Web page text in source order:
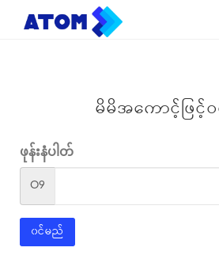
မိမိအကောင့်ဖြင့်
ဖုန်းနံပါတ်
09
၀င်မည်